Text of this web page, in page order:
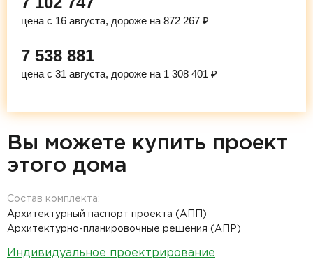
цена с 16 августа, дороже на 872 267 ₽
7 538 881
цена с 31 августа, дороже на 1 308 401 ₽
Вы можете купить проект
этого дома
Состав комплекта:
Архитектурный паспорт проекта (АПП)
Архитектурно-планировочные решения (АПР)
Индивидуальное проектрирование